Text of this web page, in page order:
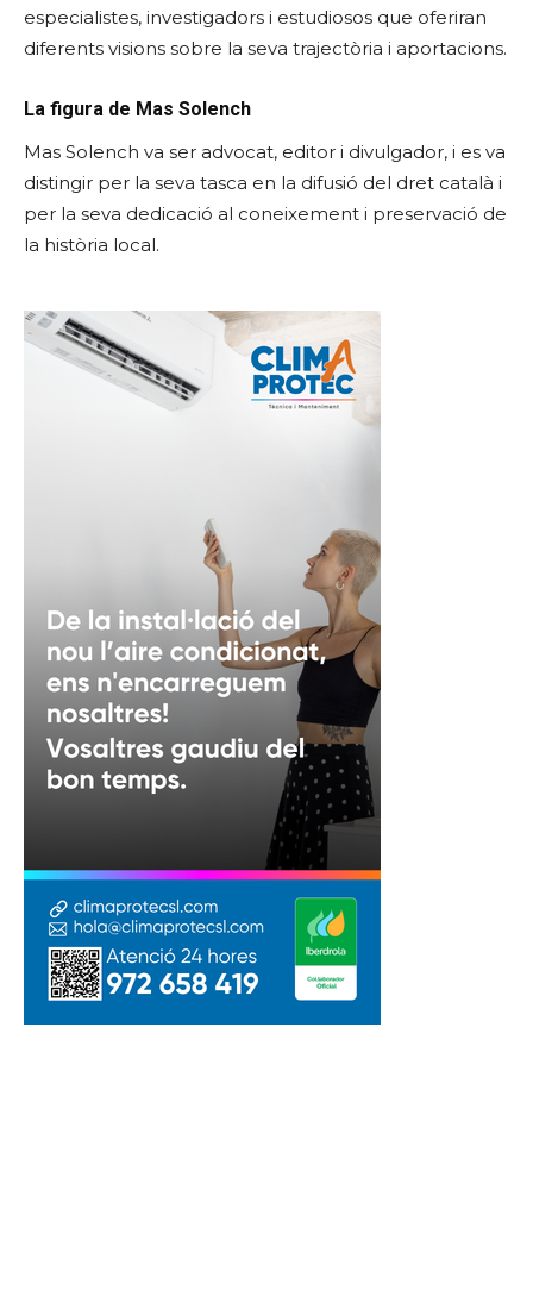
especialistes, investigadors i estudiosos que oferiran
diferents visions sobre la seva trajectòria i aportacions.
La figura de Mas Solench
Mas Solench va ser advocat, editor i divulgador, i es va
distingir per la seva tasca en la difusió del dret català i
per la seva dedicació al coneixement i preservació de
la història local.